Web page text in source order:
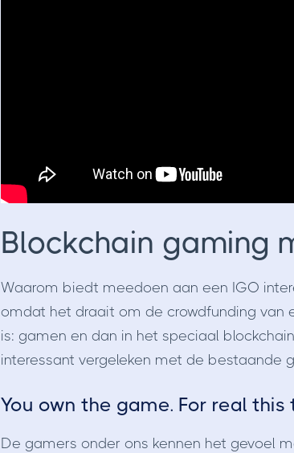
Blockchain gaming
Waarom biedt meedoen aan een IGO
omdat het draait om de crowdfunding van
is: gamen en dan in het speciaal
interessant vergeleken met de bestaande
You own the game. For real this
De gamers onder ons kennen het gevoel